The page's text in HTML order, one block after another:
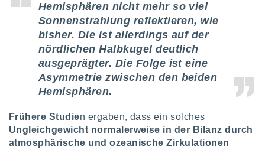
die für die
Hemisphären nicht mehr so viel
Sonnenstrahlung reflektieren, wie
bisher. Die ist allerdings auf der
nördlichen Halbkugel deutlich
ausgeprägter. Die Folge ist eine
Asymmetrie zwischen den beiden
Hemisphären.
Frühere Studien ergaben, dass ein solches
Ungleichgewicht normalerweise in der Bilanz durch
atmosphärische und ozeanische Zirkulationen